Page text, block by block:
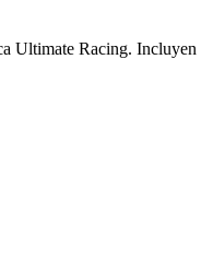
Ultimate Racing. Incluyen